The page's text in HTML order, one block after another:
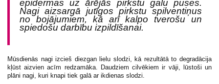
epidermas uz ārējās pirkstu galu puses.
Nagi aizsargā jutīgos pirkstu spilventiņus
no bojājumiem, kā arī kalpo tverošu un
spiedošu darbību izpildīšanai.
Mūsdienās nagi izcieš diezgan lielu slodzi, kā rezultātā to degradācija
kļūst aizvien acīm redzamāka. Daudziem cilvēkiem ir vāji, lūstoši un
plāni nagi, kuri knapi tiek galā ar ikdienas slodzi.